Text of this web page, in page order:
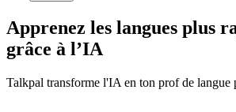
Apprenez les langues plus
grâce à l’IA
Talkpal transforme l'IA en ton prof de langue